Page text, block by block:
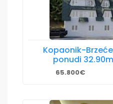
Kopaonik-
ponudi
65.800€